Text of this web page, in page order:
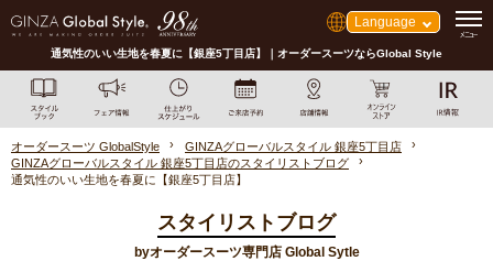
Language
通気性のいい生地を春夏に【銀座5丁目店】｜オーダースーツならGlobal Style
オーダースーツ GlobalStyle
GINZAグローバルスタイル 銀座5丁目店
GINZAグローバルスタイル 銀座5丁目店のスタイリストブログ
通気性のいい生地を春夏に【銀座5丁目店】
スタイリストブログ
byオーダースーツ専門店 Global Sytle